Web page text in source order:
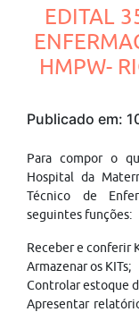
EDITAL
HMPW-
Publicado em:
Para compor o
Hospital da
Técnico de
seguintes funções:
Receber e conferir
Armazenar os KITs;
Controlar estoque
Apresentar